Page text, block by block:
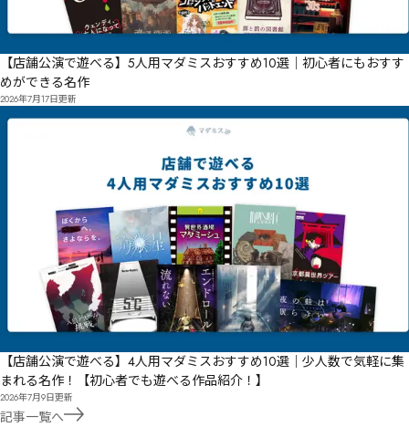
【店舗公演で遊べる】5人用マダミスおすすめ10選｜初心者にもおすす
めができる名作
2026年7月17日更新
【店舗公演で遊べる】4人用マダミスおすすめ10選｜少人数で気軽に集
まれる名作！【初心者でも遊べる作品紹介！】
2026年7月9日更新
記事一覧へ